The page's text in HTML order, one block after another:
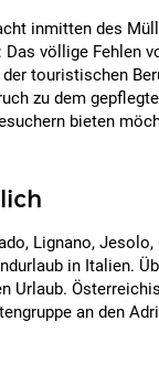
inmitten des
völlige Fehlen
touristischen
zu dem
bieten
Lignano,
in Italien.
Urlaub.
an den